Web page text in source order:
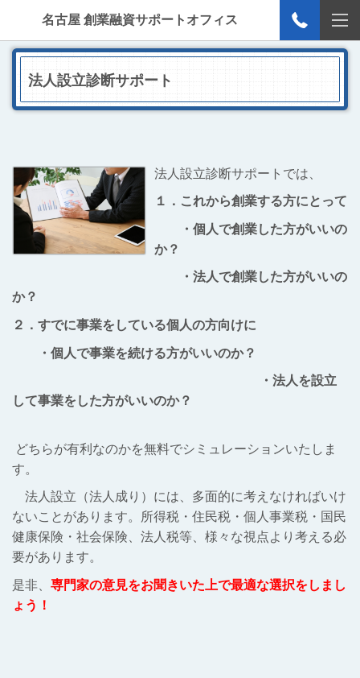
名古屋 創業融資サポートオフィス
法人設立診断サポート
法人設立診断サポートでは、
１．これから創業する方にとって
・個人で創業した方がいいの
か？
・法人で創業した方がいいの
か？
２．すでに事業をしている個人の方向けに
・個人で事業を続ける方がいいのか？
・法人を設立
して事業をした方がいいのか？
どちらが有利なのかを無料でシミュレーションいたしま
す。
法人設立（法人成り）には、多面的に考えなければいけ
ないことがあります。所得税・住民税・個人事業税・国民
健康保険・社会保険、法人税等、様々な視点より考える必
要があります。
是非、 専門家の意見をお聞きいた上で最適な選択をしまし
ょう！